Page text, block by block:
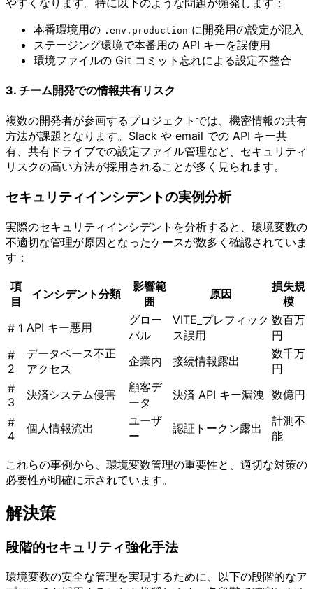
本番環境用の .env.production に開発用の設定が混入
ステージング環境で本番用の API キーを誤使用
環境ファイルの Git コミット忘れによる設定不整合
3. チーム開発での情報共有リスク
複数の開発者が参画するプロジェクトでは、機密情報の共有
方法が課題となります。Slack や email での API キー共
有、共有ドライブでの設定ファイル管理など、セキュリティ
リスクの高い方法が採用されることが多く見られます。
セキュリティインシデントの実例分析
実際のセキュリティインシデントを分析すると、環境変数の
不適切な管理が原因となったケースが数多く確認されていま
す：
項
目
インシデント分類
影響範
囲
原因
損失規
模
# 1 API キー悪用
グロー
バル
VITE_プレフィック
ス誤用
数百万
円
#
2
データベース不正
アクセス
企業内 接続情報露出
数千万
円
#
3
決済システム侵害
顧客デ
ータ
決済 API キー漏洩 数億円
#
4
個人情報流出
ユーザ
ー
認証トークン露出
計測不
能
これらの事例から、環境変数管理の重要性と、適切な対策の
必要性が明確に示されています。
解決策
段階的セキュリティ強化手法
環境変数の安全な管理を実現するために、以下の段階的なア